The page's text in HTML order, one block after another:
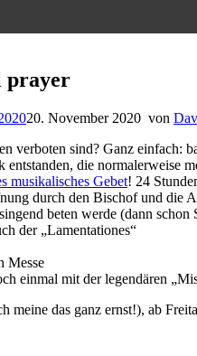
prayer
20. November 2020 von
verboten sind? Ganz einfach:
die normalerweise
musikalisches Gebet! 24
durch den Bischof und die
beten werde (dann schon
der „Lamentationes“
Messe
einmal mit der legendären
meine das ganz ernst!), ab